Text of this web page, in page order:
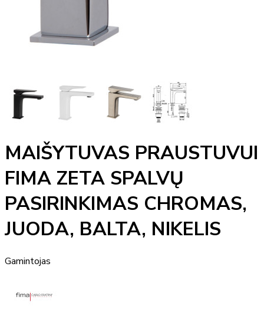
MAIŠYTUVAS PRAUSTUVUI
FIMA ZETA SPALVŲ
PASIRINKIMAS CHROMAS,
JUODA, BALTA, NIKELIS
Gamintojas